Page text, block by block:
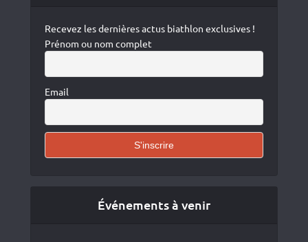
Recevez les dernières actus biathlon exclusives !
Prénom ou nom complet
Email
Événements à venir